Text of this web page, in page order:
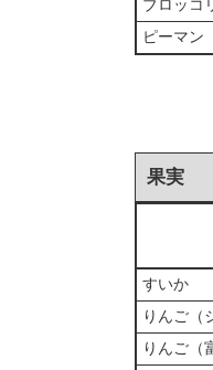
ブロッコ
ピーマン
果実
すいか
りんご（
りんご（